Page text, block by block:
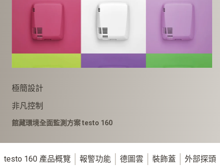
極簡設計
非凡控制
館藏環境全面監測方案 testo 160
testo 160 產品概覽 報警功能 德圖雲 裝飾蓋 外部探頭